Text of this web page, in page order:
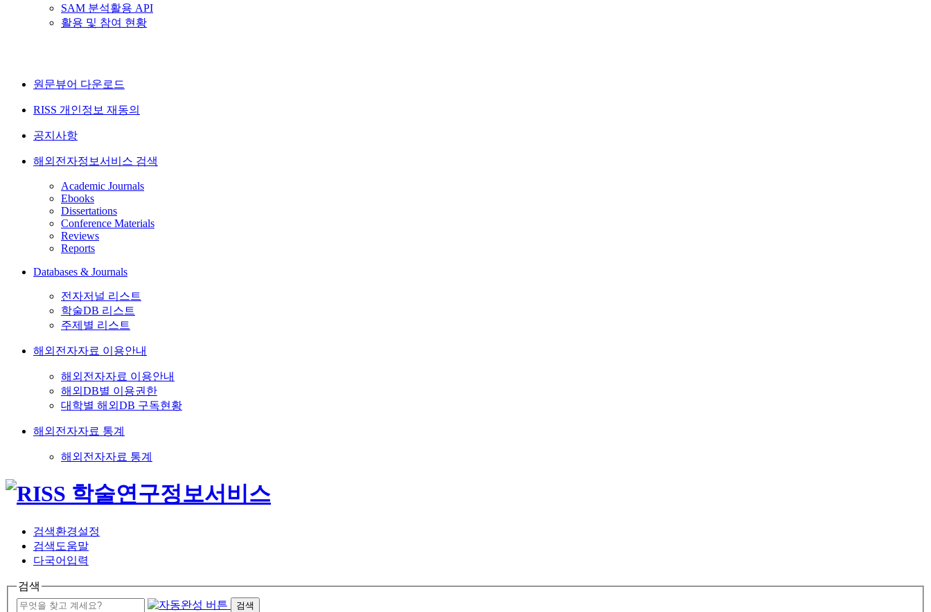
SAM 분석활용 API
활용 및 참여 현황
원문뷰어 다운로드
RISS 개인정보 재동의
공지사항
해외전자정보서비스 검색
Academic Journals
Ebooks
Dissertations
Conference Materials
Reviews
Reports
Databases & Journals
전자저널 리스트
학술DB 리스트
주제별 리스트
해외전자자료 이용안내
해외전자자료 이용안내
해외DB별 이용권한
대학별 해외DB 구독현황
해외전자자료 통계
해외전자자료 통계
검색환경설정
검색도움말
다국어입력
검색
검색